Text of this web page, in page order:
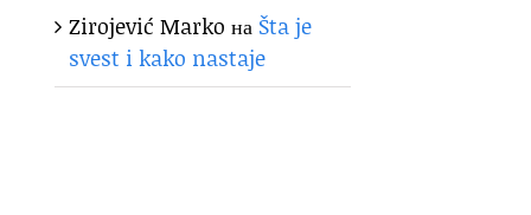
Zirojević Marko на Šta je
svest i kako nastaje